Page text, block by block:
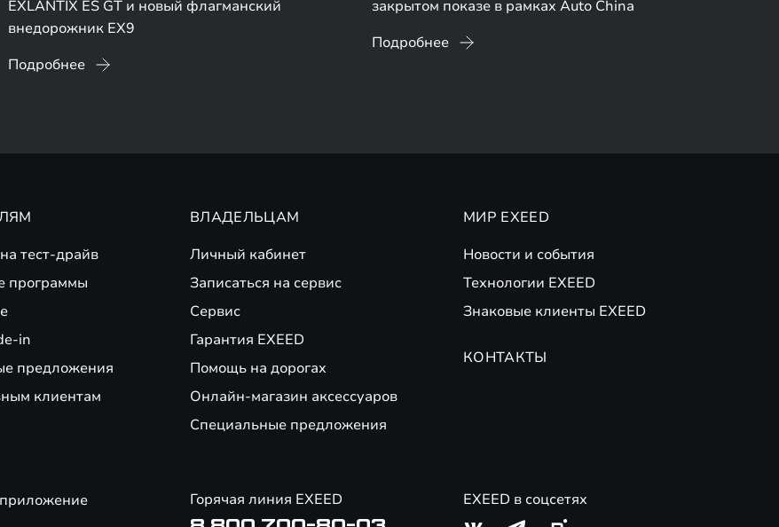
EXLANTIX ES GT и новый флагманский
внедорожник EX9
Подробнее
закрытом показе в рамках Auto China
Подробнее
тест-драйв
программы
in
предложения
клиентам
ВЛАДЕЛЬЦАМ
Личный кабинет
Записаться на сервис
Сервис
Гарантия EXEED
Помощь на дорогах
Онлайн-магазин аксессуаров
Специальные предложения
МИР EXEED
Новости и события
Технологии EXEED
Знаковые клиенты EXEED
КОНТАКТЫ
Горячая линия EXEED EXEED в соцсетях